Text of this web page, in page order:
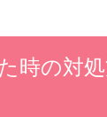
時の対